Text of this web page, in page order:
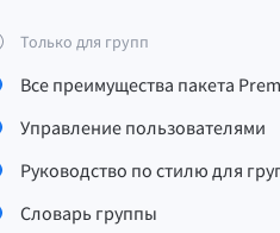
Условия и положения Правовая
Только для групп
Все преимущества пакета
Управление пользователями
Руководство по стилю для
Словарь группы